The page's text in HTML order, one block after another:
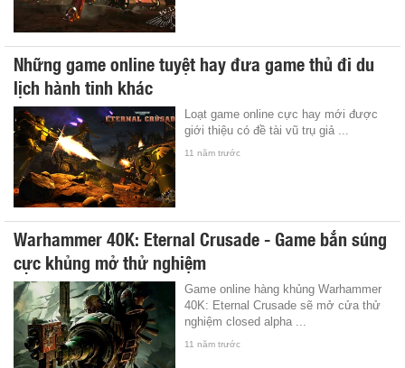
Những game online tuyệt hay đưa game thủ đi du
lịch hành tinh khác
Loạt game online cực hay mới được
giới thiệu có đề tài vũ trụ giả ...
11 năm trước
Warhammer 40K: Eternal Crusade - Game bắn súng
cực khủng mở thử nghiệm
Game online hàng khủng Warhammer
40K: Eternal Crusade sẽ mở cửa thử
nghiệm closed alpha ...
11 năm trước